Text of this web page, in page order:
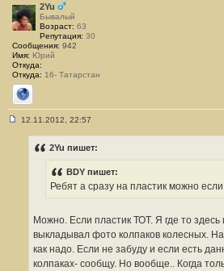
2Yu
Бывалый
Возраст: 63
Репутация: 30
Сообщения: 942
Имя: Юрий
Откуда:
Откуда: 16- Татарстан
Сайт
12.11.2012, 22:57
2Yu пишет:
BDY пишет:
Ребят а сразу на пластик можно
Можно. Если пластик ТОТ. Я где то
выкладывал фото колпаков колесных.
как надо. Если не забуду и если есть
колпаках- сообщу. Но вообще.. Когда